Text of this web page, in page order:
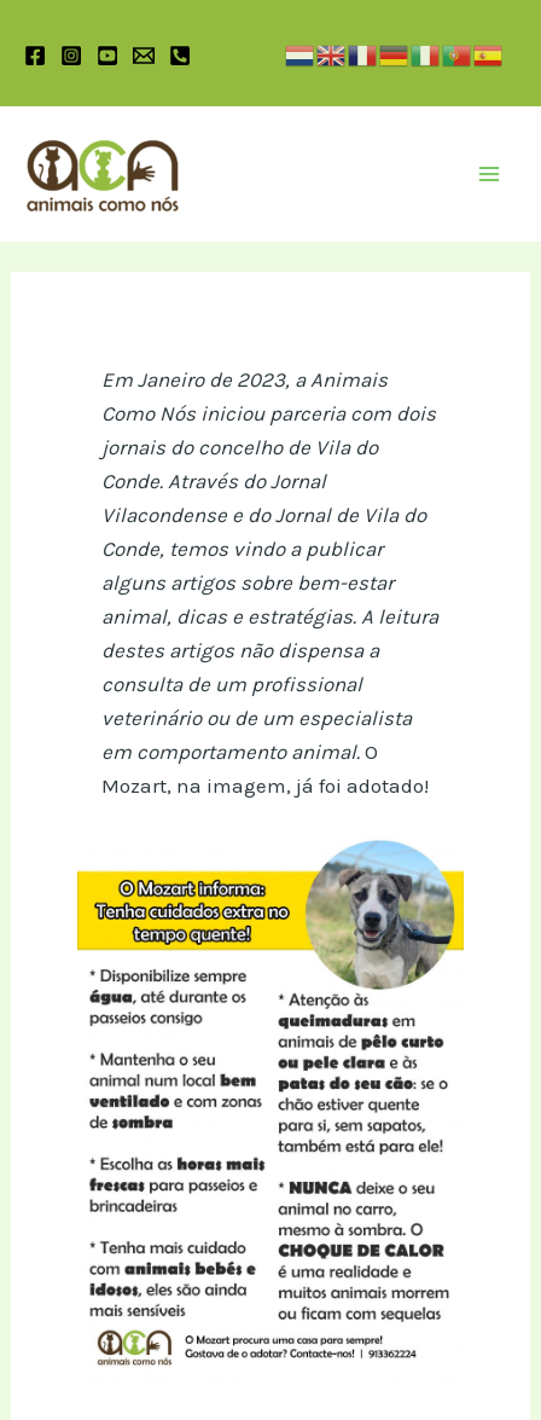
para
Em Janeiro de 2023, a Animais
Como Nós iniciou parceria com dois
jornais do concelho de Vila do
Conde. Através do Jornal
Vilacondense e do Jornal de Vila do
Conde, temos vindo a publicar
alguns artigos sobre bem-estar
animal, dicas e estratégias. A leitura
destes artigos não dispensa a
consulta de um profissional
veterinário ou de um especialista
em comportamento animal. O
Mozart, na imagem, já foi adotado!